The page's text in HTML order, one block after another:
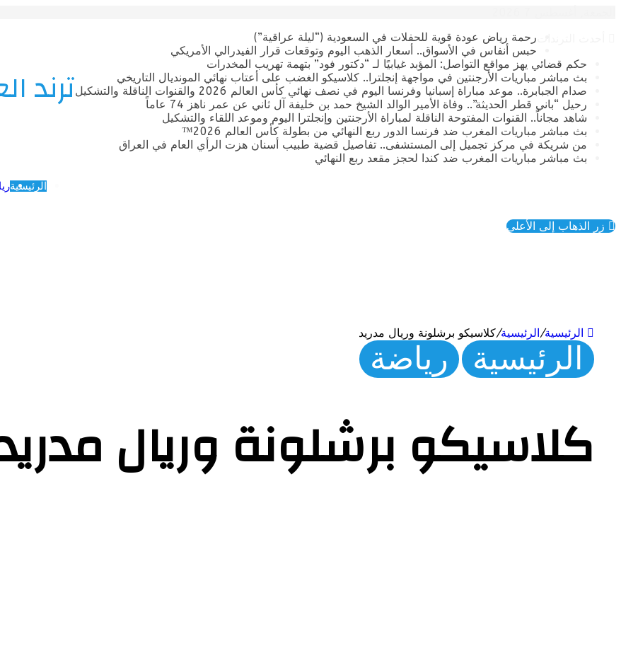
رحمة رياض عودة قوية للحفلات في السعودية (“ليلة عراقية”)
حبس أنفاس في الأسواق.. أسعار الذهب اليوم وتوقعات قرار الفيدرالي الأمريكي
حكم قضائي يهز مواقع التواصل: المؤبد غيابيًا لـ “دكتور فود” بتهمة تهريب المخدرات
بث مباشر مباريات الأرجنتين في مواجهة إنجلترا.. كلاسيكو الغضب على أعتاب نهائي المونديال التاريخي
صدام الجبابرة.. موعد مباراة إسبانيا وفرنسا اليوم في نصف نهائي كأس العالم 2026 والقنوات الناقلة والتشكيل
رحيل “باني قطر الحديثة”.. وفاة الأمير الوالد الشيخ حمد بن خليفة آل ثاني عن عمر ناهز 74 عاماً
​شاهد مجاناً.. القنوات المفتوحة الناقلة لمباراة الأرجنتين وإنجلترا اليوم وموعد اللقاء والتشكيل
بث مباشر مباريات المغرب ضد فرنسا الدور ربع النهائي من بطولة كأس العالم 2026™
من شريكة في مركز تجميل إلى المستشفى.. تفاصيل قضية طبيب أسنان هزت الرأي العام في العراق
بث مباشر مباريات المغرب ضد كندا لحجز مقعد ربع النهائي
ترند
الرئيسية
الرئيسية/الرئيسية/كلاسيكو برشلونة وريال مدريد
الرئيسية رياضة
كلاسيكو برشلونة وريال
زر الذهاب إلى الأعلى